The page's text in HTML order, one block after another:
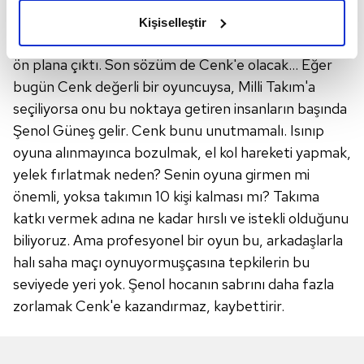
elimizden gelen çabayı gösterdiğimizi ve bu noktada,
kalemimiz olduğunu sizlere hatırlatmak isteriz.
Her halükârda, kullanıcılar, bu çerezlere izin vermedikleri
takdirde, kullanıcılara hedefli reklamlar
gösterilmeyecektir."
Sizlere daha iyi bir hizmet sunabilmek için İnternet
Sitemizde kendimize ve üçüncü kişilere ait çerezler
kullanılmaktadır. Bu çerezler vasıtasıyla çeşitli kişisel
verileriniz işlenmekte olup gerekli olan çerezler bilgi
toplumu hizmetlerinin sunulması amacıyla
kullanılmaktadır. Diğer çerezler, sitemizin daha işlevsel
kılınması ve kişiselleştirilmesi ve sizlere yönelik
Kişiselleştir
Kötü zemin nedeniyle penaltıyı kaçıran Oğuzhan'ın
harika pasıyla Babel 3 puanı getirirken bireysel kalite
ön plana çıktı. Son sözüm de Cenk'e olacak... Eğer
bugün Cenk değerli bir oyuncuysa, Milli Takım'a
seçiliyorsa onu bu noktaya getiren insanların başında
Şenol Güneş gelir. Cenk bunu unutmamalı. Isınıp
oyuna alınmayınca bozulmak, el kol hareketi yapmak,
yelek fırlatmak neden? Senin oyuna girmen mi
önemli, yoksa takımın 10 kişi kalması mı? Takıma
katkı vermek adına ne kadar hırslı ve istekli olduğunu
biliyoruz. Ama profesyonel bir oyun bu, arkadaşlarla
halı saha maçı oynuyormuşçasına tepkilerin bu
seviyede yeri yok. Şenol hocanın sabrını daha fazla
zorlamak Cenk'e kazandırmaz, kaybettirir.